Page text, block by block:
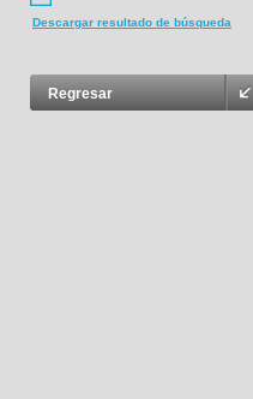
Descargar resultado de búsqueda
Regresar